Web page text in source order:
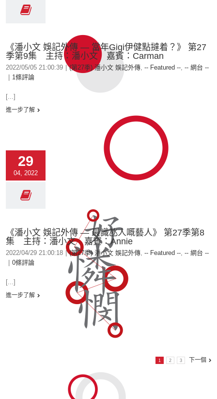
《潘小文 娛記外傳 — 當年Gigi伊健點撻着？》 第27
季第9集 主持：潘小文 嘉賓：Carman
2022/05/05 21:00:39 (第27季) 潘小文 娛記外傳, -- Featured --, -- 網台 --
1條評論
[...]
進一步了解
29
04, 2022
《潘小文 娛記外傳 — 最識氹人嘅藝人》 第27季第8
集 主持：潘小文 嘉賓：Annie
2022/04/29 21:00:18 | (第27季) 潘小文 娛記外傳, -- Featured --, -- 網台 --
0條評論
[...]
進一步了解
1 2 3 下一個